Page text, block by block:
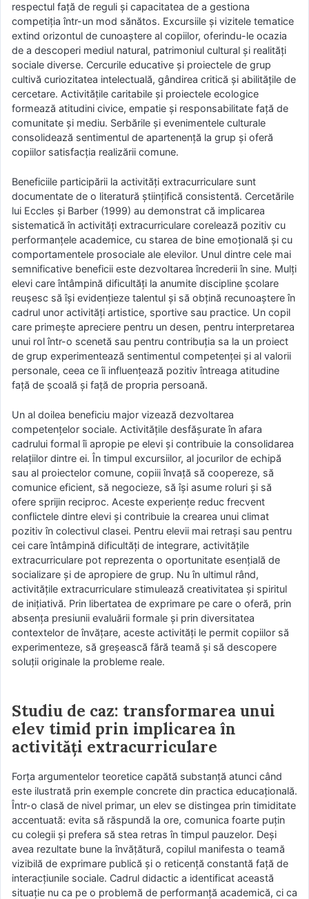
respectul față de reguli și capacitatea de a gestiona
competiția într-un mod sănătos. Excursiile și vizitele tematice
extind orizontul de cunoaștere al copiilor, oferindu-le ocazia
de a descoperi mediul natural, patrimoniul cultural și realități
sociale diverse. Cercurile educative și proiectele de grup
cultivă curiozitatea intelectuală, gândirea critică și abilitățile de
cercetare. Activitățile caritabile și proiectele ecologice
formează atitudini civice, empatie și responsabilitate față de
comunitate și mediu. Serbările și evenimentele culturale
consolidează sentimentul de apartenență la grup și oferă
copiilor satisfacția realizării comune.
Beneficiile participării la activități extracurriculare sunt
documentate de o literatură științifică consistentă. Cercetările
lui Eccles și Barber (1999) au demonstrat că implicarea
sistematică în activități extracurriculare corelează pozitiv cu
performanțele academice, cu starea de bine emoțională și cu
comportamentele prosociale ale elevilor. Unul dintre cele mai
semnificative beneficii este dezvoltarea încrederii în sine. Mulți
elevi care întâmpină dificultăți la anumite discipline școlare
reușesc să își evidențieze talentul și să obțină recunoaștere în
cadrul unor activități artistice, sportive sau practice. Un copil
care primește apreciere pentru un desen, pentru interpretarea
unui rol într-o scenetă sau pentru contribuția sa la un proiect
de grup experimentează sentimentul competenței și al valorii
personale, ceea ce îi influențează pozitiv întreaga atitudine
față de școală și față de propria persoană.
Un al doilea beneficiu major vizează dezvoltarea
competențelor sociale. Activitățile desfășurate în afara
cadrului formal îi apropie pe elevi și contribuie la consolidarea
relațiilor dintre ei. În timpul excursiilor, al jocurilor de echipă
sau al proiectelor comune, copiii învață să coopereze, să
comunice eficient, să negocieze, să își asume roluri și să
ofere sprijin reciproc. Aceste experiențe reduc frecvent
conflictele dintre elevi și contribuie la crearea unui climat
pozitiv în colectivul clasei. Pentru elevii mai retrași sau pentru
cei care întâmpină dificultăți de integrare, activitățile
extracurriculare pot reprezenta o oportunitate esențială de
socializare și de apropiere de grup. Nu în ultimul rând,
activitățile extracurriculare stimulează creativitatea și spiritul
de inițiativă. Prin libertatea de exprimare pe care o oferă, prin
absența presiunii evaluării formale și prin diversitatea
contextelor de învățare, aceste activități le permit copiilor să
experimenteze, să greșească fără teamă și să descopere
soluții originale la probleme reale.
Studiu de caz: transformarea unui
elev timid prin implicarea în
activități extracurriculare
Forța argumentelor teoretice capătă substanță atunci când
este ilustrată prin exemple concrete din practica educațională.
Într-o clasă de nivel primar, un elev se distingea prin timiditate
accentuată: evita să răspundă la ore, comunica foarte puțin
cu colegii și prefera să stea retras în timpul pauzelor. Deși
avea rezultate bune la învățătură, copilul manifesta o teamă
vizibilă de exprimare publică și o reticență constantă față de
interacțiunile sociale. Cadrul didactic a identificat această
situație nu ca pe o problemă de performanță academică, ci ca